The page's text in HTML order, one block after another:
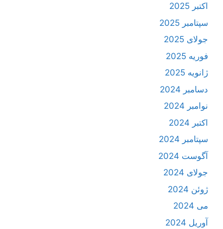
اکتبر 2025
سپتامبر 2025
جولای 2025
فوریه 2025
ژانویه 2025
دسامبر 2024
نوامبر 2024
اکتبر 2024
سپتامبر 2024
آگوست 2024
جولای 2024
ژوئن 2024
می 2024
آوریل 2024